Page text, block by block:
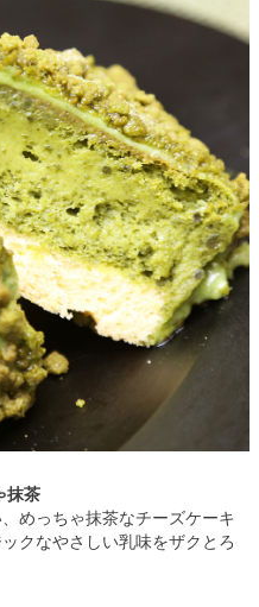
抹茶
めっちゃ抹茶なチーズケーキ
クなやさしい乳味をザクとろ